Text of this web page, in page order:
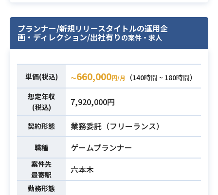
料作成
・PowerPoint/Googleスライドでの
資料作成
・タスク管理、スケジュール管理
・議事録、アジェンダ作成
必須スキル
・UIのレイアウト経験
・UI作成に伴う2Dグラフィックの制
作経験
（イラスト・アイコン等も含む）
・Unity(UGUI)等での実装業務の経験
プランナー/新規リリースタイトルの運用企
画・ディレクション/出社有り の案件・求人
単価(税込) 〜660,000円/月
（140時間 ~ 180時間）
想定年収
(税込)
7,920,000円
契約形態 業務委託（フリーランス）
職種 ゲームプランナー
案件先
最寄駅
六本木
勤務形態